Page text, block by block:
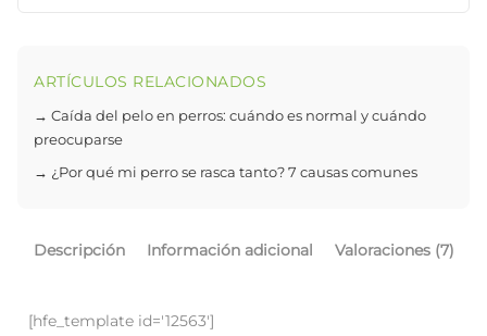
ARTÍCULOS RELACIONADOS
→ Caída del pelo en perros: cuándo es normal y cuándo
preocuparse
→ ¿Por qué mi perro se rasca tanto? 7 causas comunes
Descripción Información adicional Valoraciones (7)
[hfe_template id='12563']